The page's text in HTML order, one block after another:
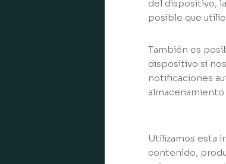
del dispositivo,
posible que
También es
dispositivo si
notificaciones
Utilizamos esta
contenido,